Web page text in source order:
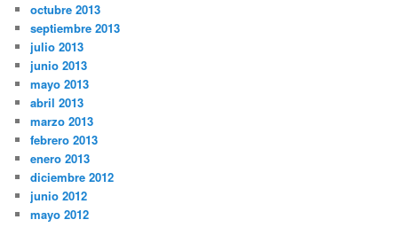
octubre 2013
septiembre 2013
julio 2013
junio 2013
mayo 2013
abril 2013
marzo 2013
febrero 2013
enero 2013
diciembre 2012
junio 2012
mayo 2012